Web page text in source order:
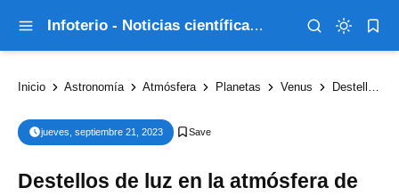
Infoterio - Noticias científicas que explican el mundo
Inicio Astronomía Atmósfera Planetas Venus Destellos de luz en la atmósfera de Venus podrían no ser rayos
jueves, septiembre 21, 2023
Destellos de luz en la atmósfera de